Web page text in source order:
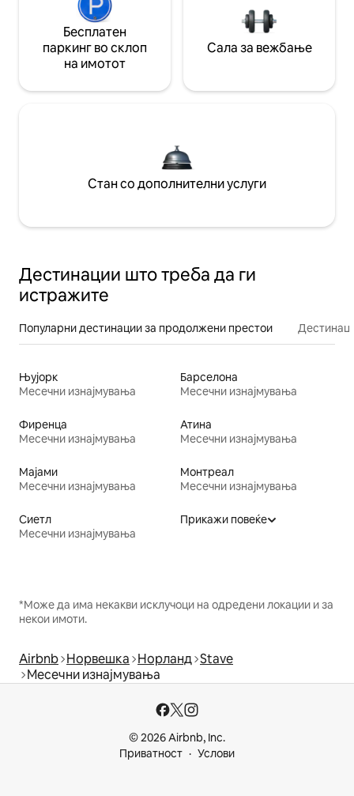
Бесплатен
паркинг во склоп
на имотот
Сала за вежбање
Стан со дополнителни услуги
Дестинации што треба да ги
истражите
Популарни дестинации за продолжени престои
Њујорк
Месечни изнајмувања
Барселона
Месечни изнајмувања
Фиренца
Месечни изнајмувања
Атина
Месечни изнајмувања
Мајами
Месечни изнајмувања
Монтреал
Месечни изнајмувања
Сиетл
Месечни изнајмувања
Прикажи повеќе
*Може да има некакви исклучоци на одредени локации и за
некои имоти.
Airbnb Норвешка Норланд Stave
Месечни изнајмувања
© 2026 Airbnb, Inc.
Приватност
Услови